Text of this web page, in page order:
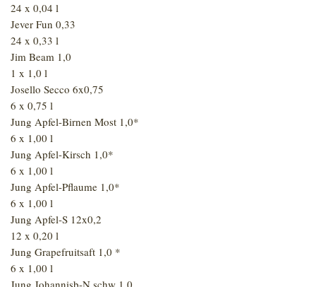
24 x 0,04 l
Jever Fun 0,33
24 x 0,33 l
Jim Beam 1,0
1 x 1,0 l
Josello Secco 6x0,75
6 x 0,75 l
Jung Apfel-Birnen Most 1,0*
6 x 1,00 l
Jung Apfel-Kirsch 1,0*
6 x 1,00 l
Jung Apfel-Pflaume 1,0*
6 x 1,00 l
Jung Apfel-S 12x0,2
12 x 0,20 l
Jung Grapefruitsaft 1,0 *
6 x 1,00 l
Jung Johannisb-N schw 1,0